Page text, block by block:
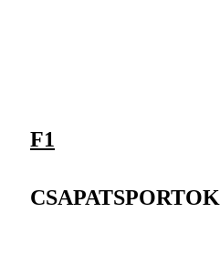
F1
CSAPATSPORTOK